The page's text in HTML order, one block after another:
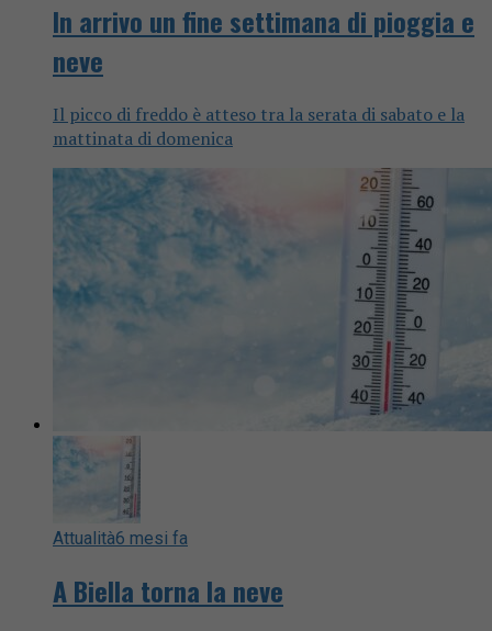
In arrivo un fine settimana di pioggia e
neve
Il picco di freddo è atteso tra la serata di sabato e la
mattinata di domenica
Attualità6 mesi fa
A Biella torna la neve